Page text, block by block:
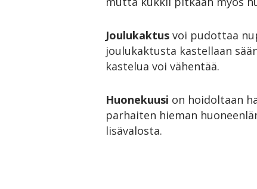
Joulukaktus voi pudottaa
joulukaktusta kastellaan
kastelua voi vähentää.
Huonekuusi on hoidoltaan
parhaiten hieman
lisävalosta.